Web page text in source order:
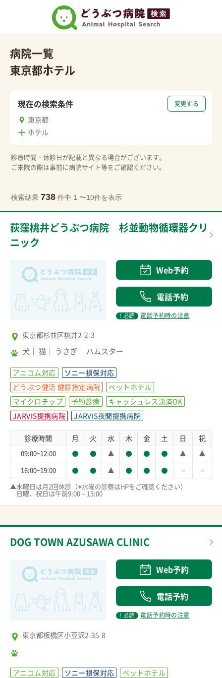
病院一覧
東京都ホテル
変更する
現在の検索条件
東京都
ホテル
診療時間・休診日が記載と異なる場合がございます。
ご来院の際は事前に病院サイト等をご確認ください。
検索結果 738 件中 1 〜10件を表示
荻窪桃井どうぶつ病院 杉並動物循環器クリ
ニック
Web予約
電話予約
! 必読 電話予約時の注意
東京都杉並区桃井2-2-3
犬 猫 うさぎ ハムスター
アニコム対応
ソニー損保対応
どうぶつ健活 健診指定病院
ペットホテル
マイクロチップ
予約診療
キャッシュレス決済OK
JARVIS提携病院
JARVIS夜間提携病院
診療時間 月 火 水 木 金 土 日 祝
09:00~12:00
16:00~19:00
－ －
▲水曜日は月2回休診（※水曜の診察はHPをご確認ください）
日曜、祝日は午前9:00～13:00
DOG TOWN AZUSAWA CLINIC
Web予約
電話予約
! 必読 電話予約時の注意
東京都板橋区小豆沢2-35-8
アニコム対応 ソニー損保対応
ペットホテル